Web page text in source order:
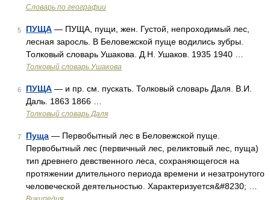
Словарь по географии
5 ПУЩА — ПУЩА, пущи, жен. Густой, непроходимый лес,
лесная заросль. В Беловежской пуще водились зубры.
Толковый словарь Ушакова. Д.Н. Ушаков. 1935 1940 …
Толковый словарь Ушакова
6 ПУЩА — и пр. см. пускать. Толковый словарь Даля. В.И.
Даль. 1863 1866 …
Толковый словарь Даля
7 Пуща — Первобытный лес в Беловежской пуще.
Первобытный лес (первичный лес, реликтовый лес, пуща)
тип древнего девственного леса, сохраняющегося на
протяжении длительного периода времени и незатронутого
человеческой деятельностью. Характеризуется&#8230; …